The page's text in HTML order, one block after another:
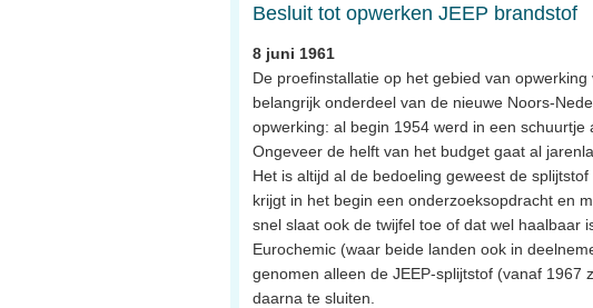
Besluit tot opwerken JEEP brandstof
8 juni 1961
De proefinstallatie op het gebied van
belangrijk onderdeel van de nieuwe Noors-
opwerking: al begin 1954 werd in een schuurtje
Ongeveer de helft van het budget gaat al
Het is altijd al de bedoeling geweest de
krijgt in het begin een onderzoeksopdracht en
snel slaat ook de twijfel toe of dat wel haalbaar
Eurochemic (waar beide landen ook in
genomen alleen de JEEP-splijtstof (vanaf
daarna te sluiten.